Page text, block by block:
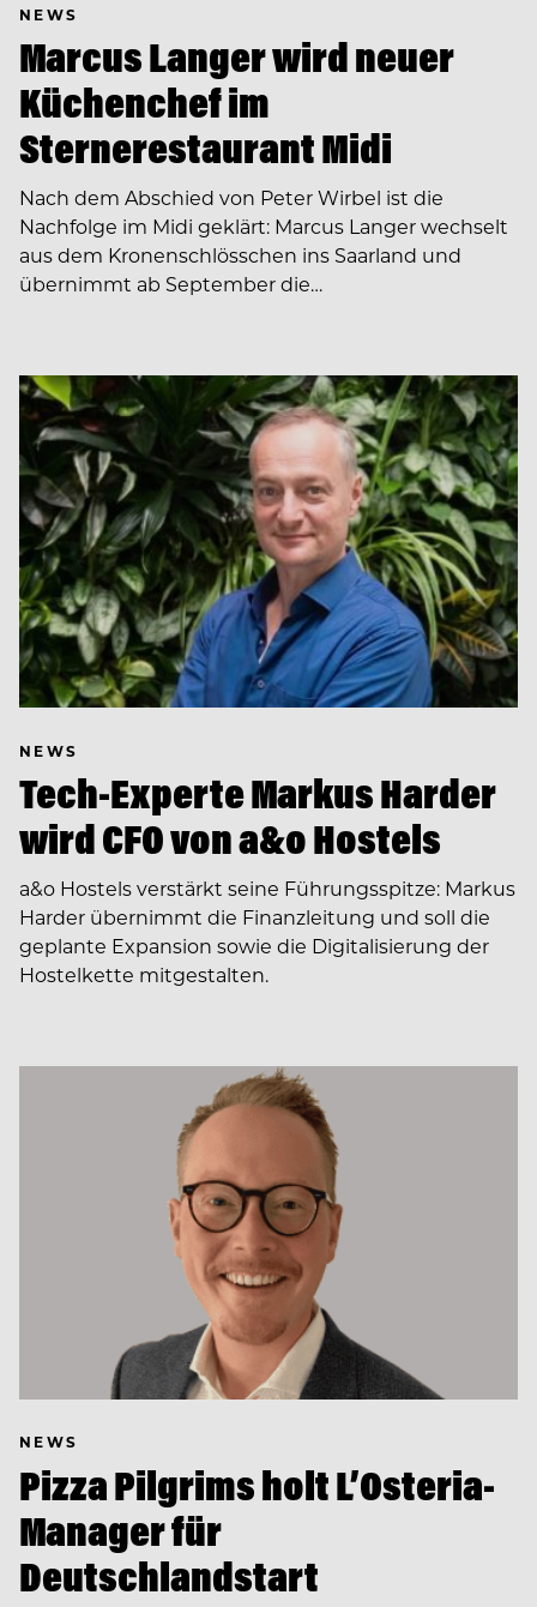
NEWS
Marcus Langer wird neuer
Küchenchef im
Sternerestaurant Midi
Nach dem Abschied von Peter Wirbel ist die
Nachfolge im Midi geklärt: Marcus Langer wechselt
aus dem Kronenschlösschen ins Saarland und
übernimmt ab September die…
NEWS
Tech-Experte Markus Harder
wird CFO von a&o Hostels
a&o Hostels verstärkt seine Führungsspitze: Markus
Harder übernimmt die Finanzleitung und soll die
geplante Expansion sowie die Digitalisierung der
Hostelkette mitgestalten.
NEWS
Pizza Pilgrims holt L’Osteria-
Manager für
Deutschlandstart